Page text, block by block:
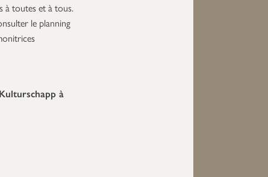
à toutes et à tous.
le planning
Kulturschapp à